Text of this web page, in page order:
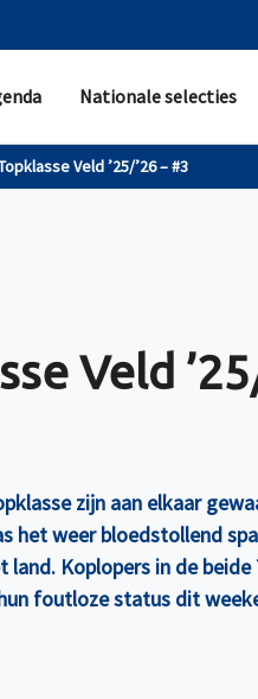
Nationale selecties
Veld ’25/’26 – #3
Veld
zijn aan elkaar
het weer bloedstollend
Koplopers in de beide
foutloze status dit